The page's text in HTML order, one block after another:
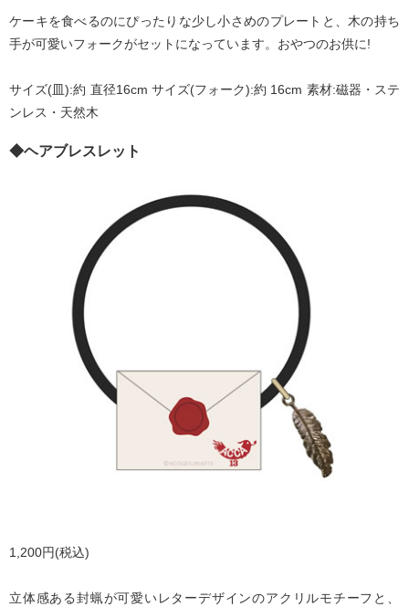
ケーキを食べるのにぴったりな少し小さめのプレートと、木の持ち
手が可愛いフォークがセットになっています。おやつのお供に!
サイズ(皿):約 直径16cm サイズ(フォーク):約 16cm 素材:磁器・ステ
ンレス・天然木
◆ヘアブレスレット
1,200円(税込)
立体感ある封蝋が可愛いレターデザインのアクリルモチーフと、